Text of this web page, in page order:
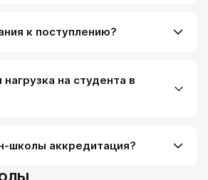
к поступлению?
на студента в
школы аккредитация?